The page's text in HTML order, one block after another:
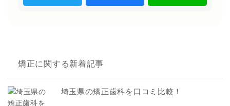
矯正に関する新着記事
埼玉県の矯正歯科を口コミ比較！